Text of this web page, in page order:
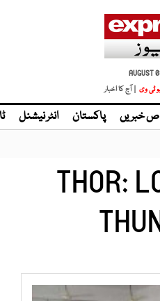
AUGUST
ٹی وی | آج کا اخبار
خبریں پاکستان انٹر نیشنل
THOR: